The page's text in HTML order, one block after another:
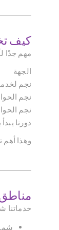
كيف
مهم جدًا
الجهة
نجم
نجم
نجم
دورنا
وهذا
خدماتنا